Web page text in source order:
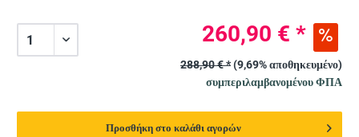
260,90 € *
288,90 € *(9,69% αποθηκευμένο)
συμπεριλαμβανομένου ΦΠΑ
Προσθήκη στο καλάθι αγορών